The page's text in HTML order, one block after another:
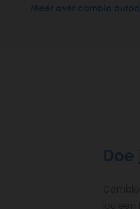
Meer over cambio